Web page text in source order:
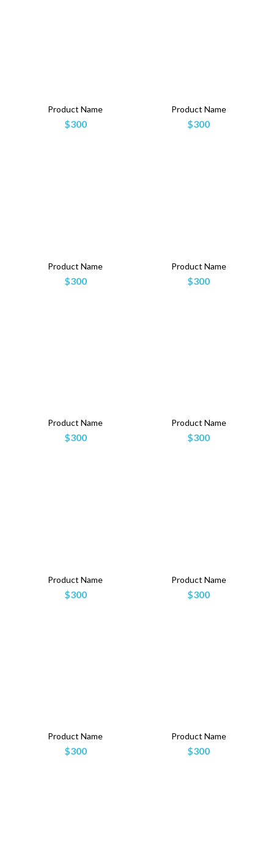
Product Name
$300
Product Name
$300
Product Name
$300
Product Name
$300
Product Name
$300
Product Name
$300
Product Name
$300
Product Name
$300
Product Name
$300
Product Name
$300